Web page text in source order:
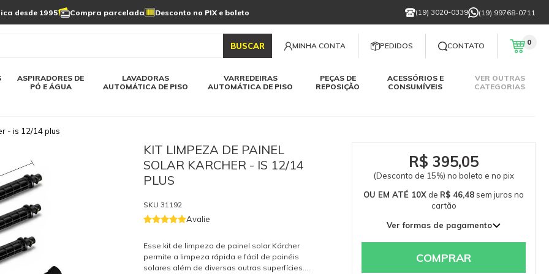
desde 1995 Compra parcelada Desconto no PIX e boleto (19) 3020-0339 (19) 99768-0711
BUSCAR MINHA CONTA PEDIDOS CONTATO 0
ASPIRADORES DE
PÓ E ÁGUA
Linha a bateria
LAVADORAS
AUTOMÁTICA DE PISO
VARREDEIRAS
AUTOMÁTICA DE PISO
PEÇAS DE
REPOSIÇÃO
automática
automática
ACESSÓRIOS E
CONSUMÍVEIS
Varredeiras automática
VER OUTRAS
CATEGORIAS
Limpeza de painel
solar
- is 12/14 plus
KIT LIMPEZA DE PAINEL
SOLAR KARCHER - IS 12/14
PLUS
SKU 31192
Avalie
Esse kit de limpeza de painel solar Kärcher
permite a limpeza rápida e fácil de painéis
solares além de diversas outras superfícies.
R$ 395,05
(Desconto de 15%) no boleto e no pix
OU EM ATÉ 10X de R$ 46,48 sem juros no
cartão
Ver formas de pagamento
2x de R$ 232,38 sem juros
COMPRAR